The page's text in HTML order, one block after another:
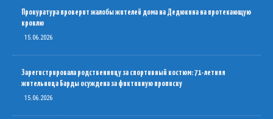
Прокуратура проверит жалобы жителей дома на Дедюкина на протекающую
кровлю
15.06.2026
Зарегистрировала родственницу за спортивный костюм: 71-летняя
жительница Барды осуждена за фиктивную прописку
15.06.2026